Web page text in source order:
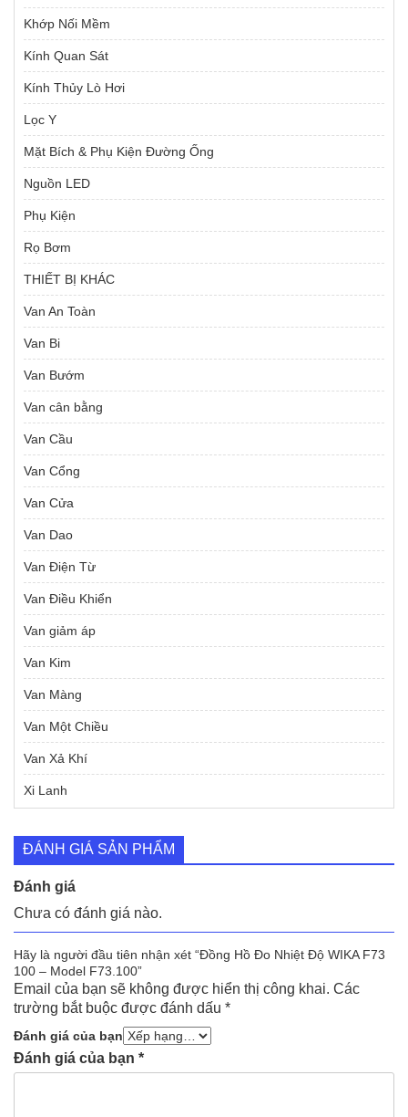
Khớp Nối Mềm
Kính Quan Sát
Kính Thủy Lò Hơi
Lọc Y
Mặt Bích & Phụ Kiện Đường Ống
Nguồn LED
Phụ Kiện
Rọ Bơm
THIẾT BỊ KHÁC
Van An Toàn
Van Bi
Van Bướm
Van cân bằng
Van Cầu
Van Cổng
Van Cửa
Van Dao
Van Điện Từ
Van Điều Khiển
Van giảm áp
Van Kim
Van Màng
Van Một Chiều
Van Xả Khí
Xi Lanh
ĐÁNH GIÁ SẢN PHẨM
Đánh giá
Chưa có đánh giá nào.
Hãy là người đầu tiên nhận xét “Đồng Hồ Đo Nhiệt Độ WIKA F73
100 – Model F73.100”
Email của bạn sẽ không được hiển thị công khai. Các
trường bắt buộc được đánh dấu *
Đánh giá của bạn
Đánh giá của bạn *